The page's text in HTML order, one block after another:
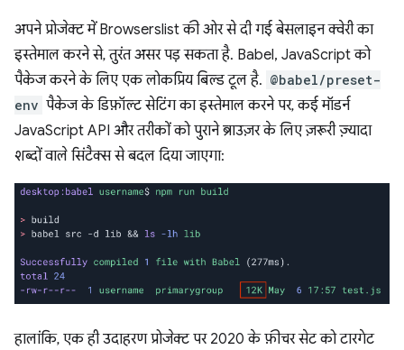
अपने प्रोजेक्ट में Browserslist की ओर से दी गई बेसलाइन क्वेरी का
इस्तेमाल करने से, तुरंत असर पड़ सकता है. Babel, JavaScript को
पैकेज करने के लिए एक लोकप्रिय बिल्ड टूल है. @babel/preset-
env पैकेज के डिफ़ॉल्ट सेटिंग का इस्तेमाल करने पर, कई मॉडर्न
JavaScript API और तरीकों को पुराने ब्राउज़र के लिए ज़रूरी ज़्यादा
शब्दों वाले सिंटैक्स से बदल दिया जाएगा:
हालांकि, एक ही उदाहरण प्रोजेक्ट पर 2020 के फ़ीचर सेट को टारगेट